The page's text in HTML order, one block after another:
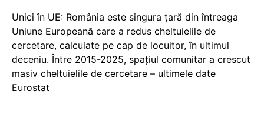
Unici în UE: România este singura țară din întreaga
Uniune Europeană care a redus cheltuielile de
cercetare, calculate pe cap de locuitor, în ultimul
deceniu. Între 2015-2025, spațiul comunitar a crescut
masiv cheltuielile de cercetare – ultimele date
Eurostat